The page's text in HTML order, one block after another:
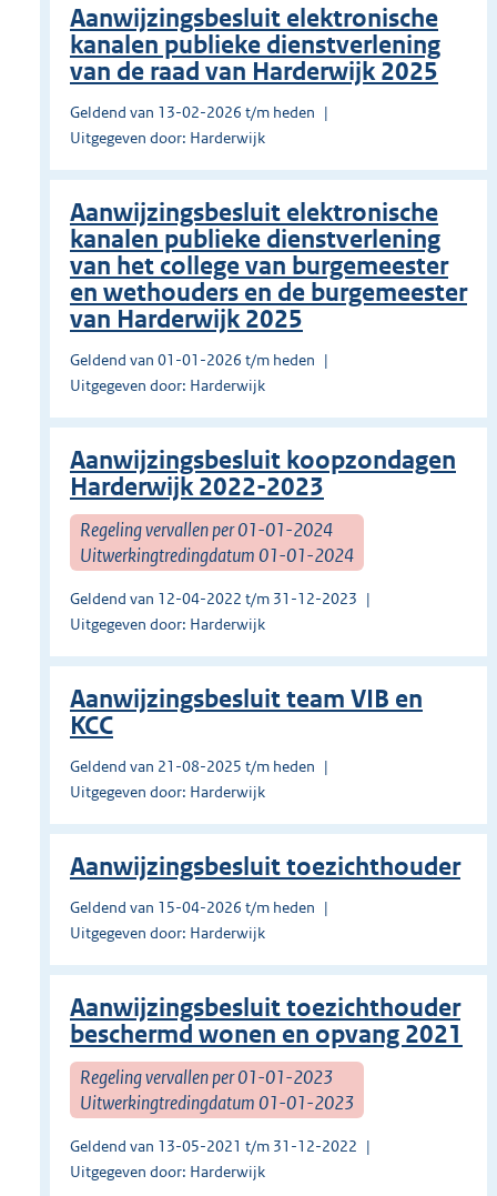
Aanwijzingsbesluit elektronische
kanalen publieke dienstverlening
van de raad van Harderwijk 2025
Geldend van 13-02-2026 t/m heden
Uitgegeven door: Harderwijk
Aanwijzingsbesluit elektronische
kanalen publieke dienstverlening
van het college van burgemeester
en wethouders en de burgemeester
van Harderwijk 2025
Geldend van 01-01-2026 t/m heden
Uitgegeven door: Harderwijk
Aanwijzingsbesluit koopzondagen
Harderwijk 2022-2023
Regeling vervallen per 01-01-2024
Uitwerkingtredingdatum 01-01-2024
Geldend van 12-04-2022 t/m 31-12-2023
Uitgegeven door: Harderwijk
Aanwijzingsbesluit team VIB en
KCC
Geldend van 21-08-2025 t/m heden
Uitgegeven door: Harderwijk
Aanwijzingsbesluit toezichthouder
Geldend van 15-04-2026 t/m heden
Uitgegeven door: Harderwijk
Aanwijzingsbesluit toezichthouder
beschermd wonen en opvang 2021
Regeling vervallen per 01-01-2023
Uitwerkingtredingdatum 01-01-2023
Geldend van 13-05-2021 t/m 31-12-2022
Uitgegeven door: Harderwijk